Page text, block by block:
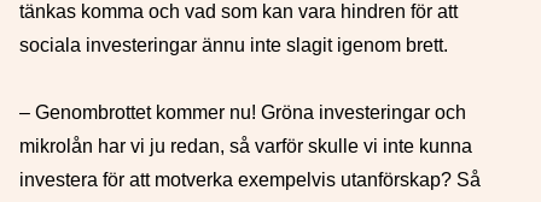
tänkas komma och vad som kan vara hindren för att
sociala investeringar ännu inte slagit igenom brett.
– Genombrottet kommer nu! Gröna investeringar och
mikrolån har vi ju redan, så varför skulle vi inte kunna
investera för att motverka exempelvis utanförskap? Så